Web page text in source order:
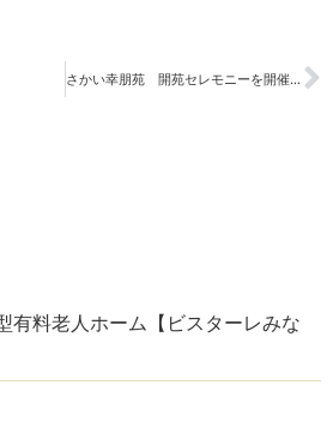
さかい幸朋苑 開苑セレモニーを開催しました
料老人ホーム【ビスターレみな